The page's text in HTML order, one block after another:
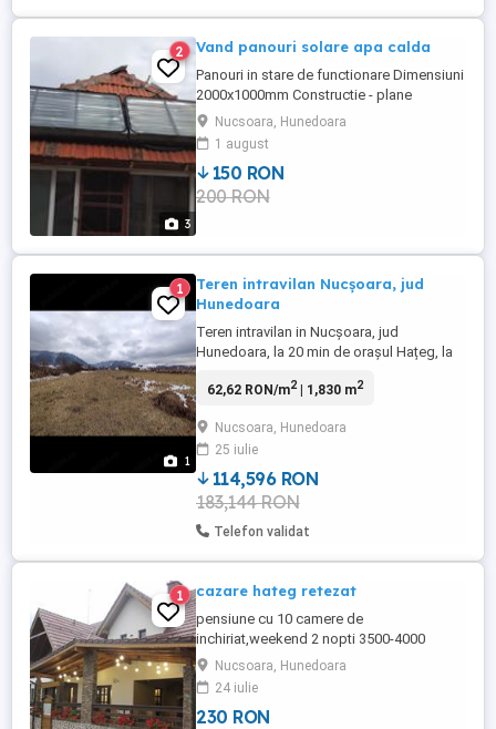
3
2 Vand panouri solare apa calda
Panouri in stare de functionare Dimensiuni
2000x1000mm Constructie - plane
Cantitatae - 5 buc
Nucsoara, Hunedoara
1 august
150 RON
200 RON
1
1
Teren intravilan Nucșoara, jud
Hunedoara
Teren intravilan in Nucșoara, jud
Hunedoara, la 20 min de orașul Hațeg, la
suprafață plană, forma aprox pătrată.
respectiv 45m și 38m. Curent, apa și
canalizare la limita proprietatii. Rețeaua de
gaz este in lucru. 12 euro ...
62,62 RON/m2| 1,830 m2
Nucsoara, Hunedoara
25 iulie
114,596 RON
183,144 RON
Telefon validat
1 cazare hateg retezat
pensiune cu 10 camere de
inchiriat,weekend 2 nopti 3500-4000
lei(negociabil in functie de nr de
persoane),care 190-230 lei cam dubla in
functie de durata sejur,inf suplim la
telefon (nucsoara retezat jud
Nucsoara, Hunedoara
24 iulie
230 RON